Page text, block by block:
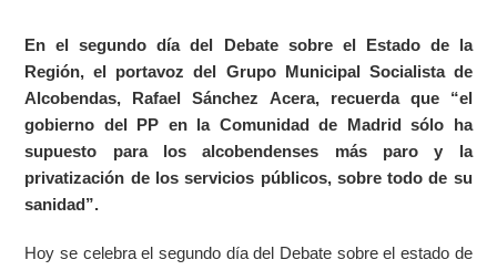
En el segundo día del Debate sobre el Estado de la
Región, el portavoz del Grupo Municipal Socialista de
Alcobendas, Rafael Sánchez Acera, recuerda que “el
gobierno del PP en la Comunidad de Madrid sólo ha
supuesto para los alcobendenses más paro y la
privatización de los servicios públicos, sobre todo de su
sanidad”.
Hoy se celebra el segundo día del Debate sobre el estado de